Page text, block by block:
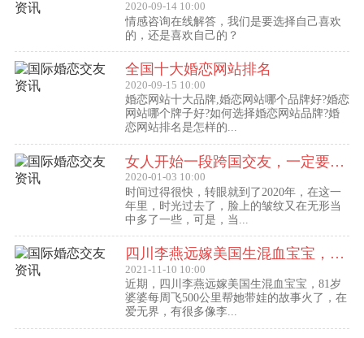
2020-09-14 10:00
情感咨询在线解答，我们是要选择自己喜欢
的，还是喜欢自己的？
全国十大婚恋网站排名
2020-09-15 10:00
婚恋网站十大品牌,婚恋网站哪个品牌好?婚恋
网站哪个牌子好?如何选择婚恋网站品牌?婚
恋网站排名是怎样的...
女人开始一段跨国交友，一定要问自己这几个问题
2020-01-03 10:00
时间过得很快，转眼就到了2020年，在这一
年里，时光过去了，脸上的皱纹又在无形当
中多了一些，可是，当...
四川李燕远嫁美国生混血宝宝，这些跨国交友的真实故事可能你还没听过！
2021-11-10 10:00
近期，四川李燕远嫁美国生混血宝宝，81岁
婆婆每周飞500公里帮她带娃的故事火了，在
爱无界，有很多像李...